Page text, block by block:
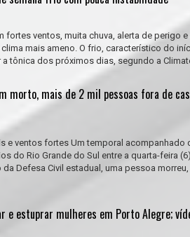
ventos, muita chuva, alerta de perigo
mais ameno. O frio, característico do
tônica dos próximos dias, segundo a
morto, mais de 2 mil pessoas fora de
e ventos fortes Um temporal acompanhado
do Rio Grande do Sul entre a quarta-feira
Defesa Civil estadual, uma pessoa
e estuprar mulheres em Porto Alegre;